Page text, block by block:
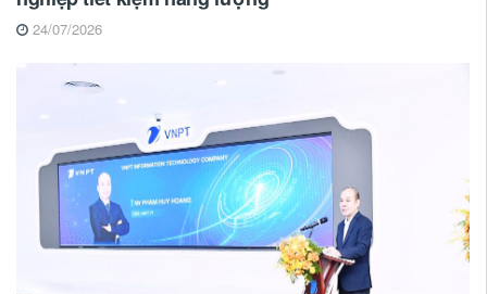
24/07/2026